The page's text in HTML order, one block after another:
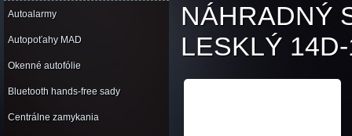
Autoalarmy
Autopoťahy MAD
Okenné autofólie
Bluetooth hands-free sady
Centrálne zamykania
NÁHRADNÝ
LESKLÝ